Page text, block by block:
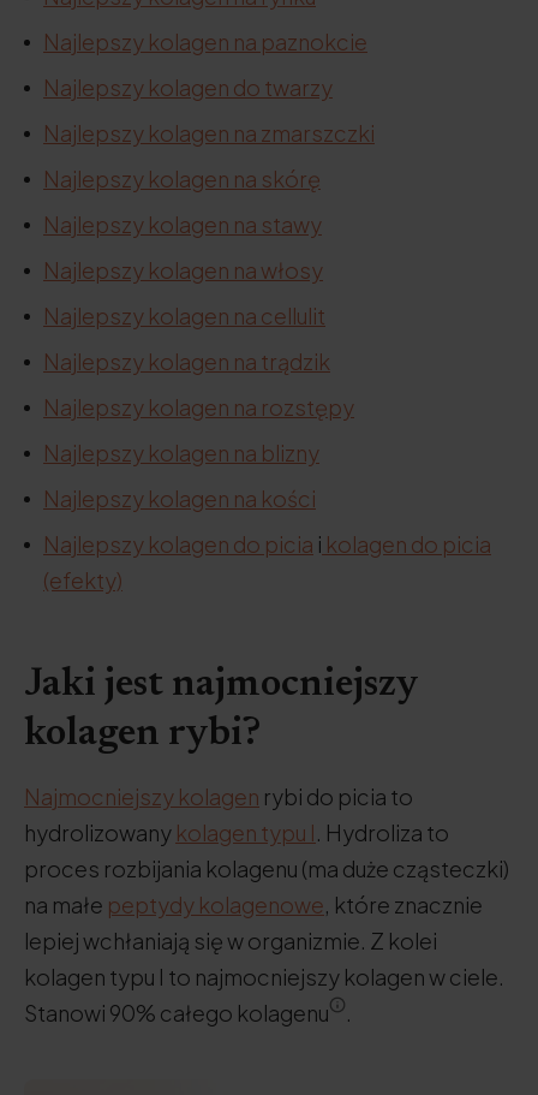
Najlepszy kolagen na paznokcie
Najlepszy kolagen do twarzy
Najlepszy kolagen na zmarszczki
Najlepszy kolagen na skórę
Najlepszy kolagen na stawy
Najlepszy kolagen na włosy
Najlepszy kolagen na cellulit
Najlepszy kolagen na trądzik
Najlepszy kolagen na rozstępy
Najlepszy kolagen na blizny
Najlepszy kolagen na kości
Najlepszy kolagen do picia i kolagen do picia
(efekty)
Jaki jest najmocniejszy
kolagen rybi?
Najmocniejszy kolagen rybi do picia to
hydrolizowany kolagen typu I. Hydroliza to
proces rozbijania kolagenu (ma duże cząsteczki)
na małe peptydy kolagenowe, które znacznie
lepiej wchłaniają się w organizmie. Z kolei
kolagen typu I to najmocniejszy kolagen w ciele.
Stanowi 90% całego kolagenu
.